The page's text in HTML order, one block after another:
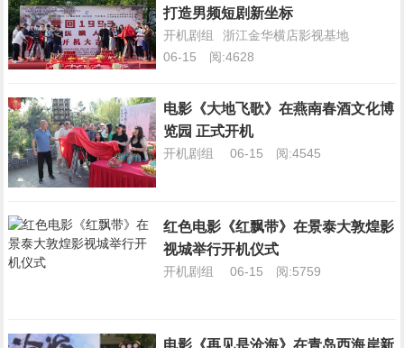
打造男频短剧新坐标
开机剧组
浙江金华横店影视基地
06-15
阅:4628
电影《大地飞歌》在燕南春酒文化博
览园 正式开机
开机剧组 06-15 阅:4545
红色电影《红飘带》在景泰大敦煌影
视城举行开机仪式
开机剧组 06-15 阅:5759
电影《再见是沧海》在青岛西海岸新